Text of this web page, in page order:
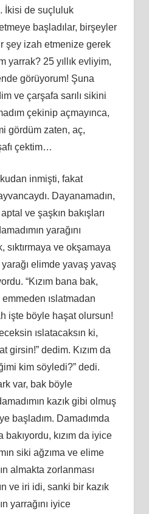
İkisi de suçluluk
başladılar, birşeyler
şey izah etmenize gerek
yarrak? 25 yıllık evliyim,
görüyorum! Şuna
ve çarşafa sarılı sikini
çekinip açmayınca,
gördüm zaten, aç,
çektim…
inmişti, fakat
Dayanamadın,
aptal ve şaşkın bakışları
yarağını
sıktırmaya ve okşamaya
yarağı elimde yavaş yavaş
“Kızım bana bak,
ıslatmadan
işte böyle haşat olursun!
ıslatacaksın ki,
girsin!” dedim. Kızım da
kim söyledi?” dedi.
var, bak böyle
kazık gibi olmuş
başladım. Damadımda
kızım da iyice
siki ağzıma ve elime
almakta zorlanması
ve iri idi, sanki bir kazık
yarrağını iyice